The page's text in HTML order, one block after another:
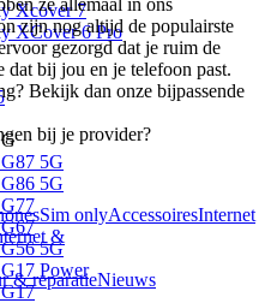
Xcover 7
XCover 6 Pro
5G
5G
5G
Power
ze allemaal in ons
zijn nog altijd de populairste
gezorgd dat je ruim de
dat bij jou en je telefoon past.
bij je provider?
Sim onlyAccessoiresInternet
&
& reparatieNieuws